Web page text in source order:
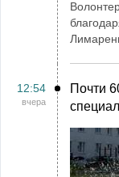
12:54
вчера
Почти